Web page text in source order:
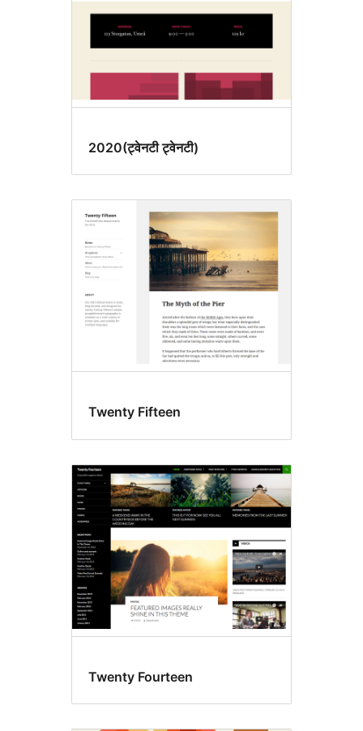
2020(ट्वेनटी ट्वेनटी)
Twenty Fifteen
Twenty Fourteen